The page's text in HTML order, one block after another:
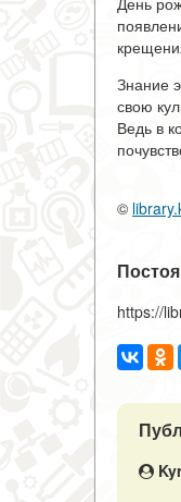
Знание
свою
Ведь в
©
https://